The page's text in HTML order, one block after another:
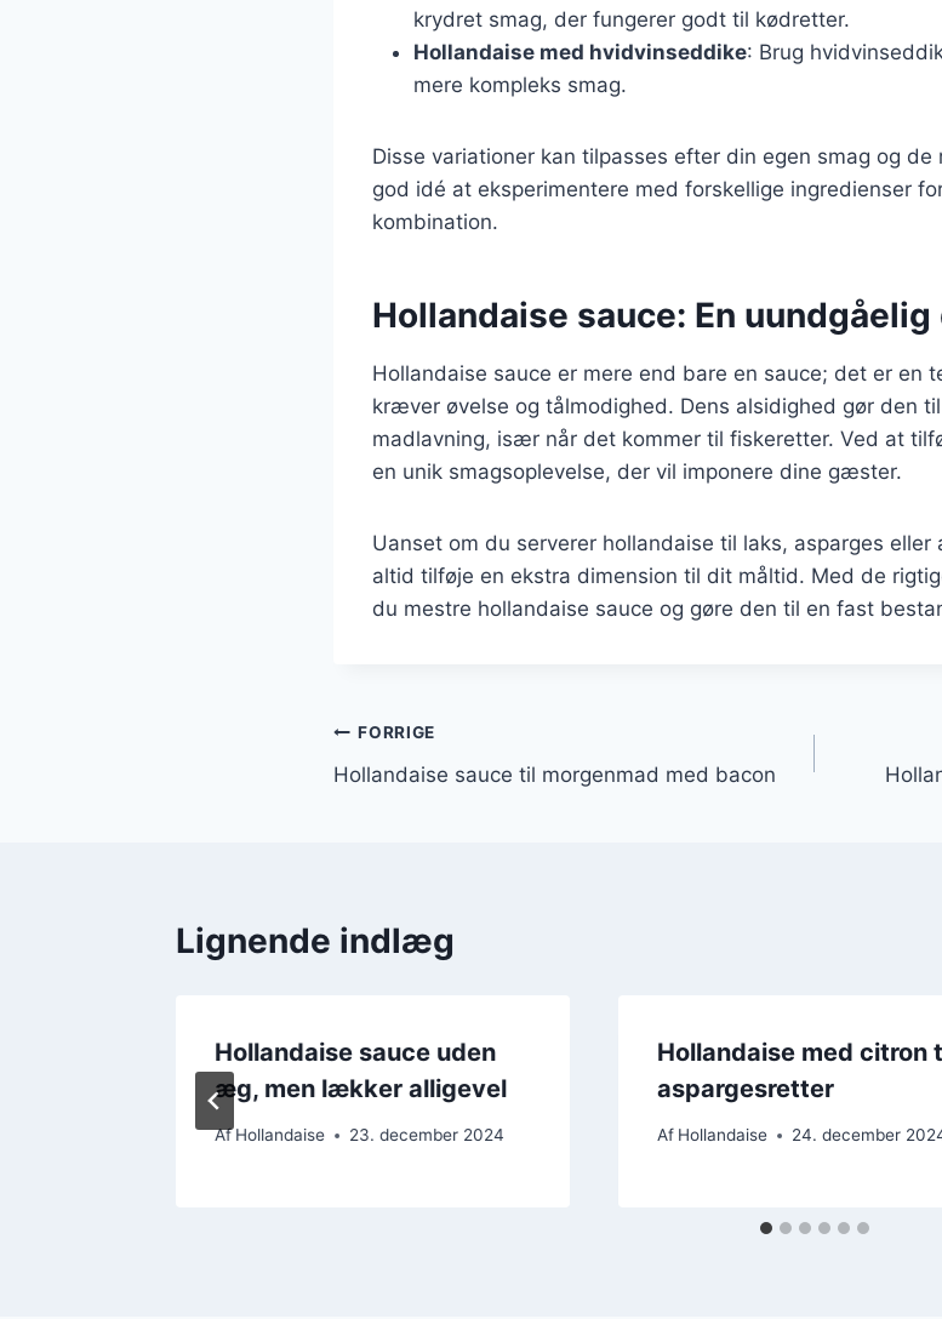
krydret smag, der fungerer godt til kødretter.
Hollandaise med hvidvinseddike: Brug
mere kompleks smag.
Disse variationer kan tilpasses efter din egen smag og de
god idé at eksperimentere med forskellige ingredienser
kombination.
Hollandaise sauce: En
Hollandaise sauce er mere end bare en sauce; det er en
kræver øvelse og tålmodighed. Dens alsidighed gør den
madlavning, især når det kommer til fiskeretter. Ved at
en unik smagsoplevelse, der vil imponere dine gæster.
Uanset om du serverer hollandaise til laks, asparges
altid tilføje en ekstra dimension til dit måltid. Med de
du mestre hollandaise sauce og gøre den til en fast
Indlægsnavigation
FORRIGE
Hollandaise sauce til morgenmad med bacon
Lignende indlæg
Hollandaise sauce uden
æg, men lækker alligevel
Af Hollandaise 23. december 2024
Hollandaise med citron
aspargesretter
Af Hollandaise 24. december